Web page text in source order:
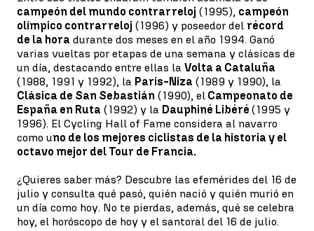
campeón del mundo contrarreloj (1995), campeón
olímpico contrarreloj (1996) y poseedor del récord
de la hora durante dos meses en el año 1994. Ganó
varias vueltas por etapas de una semana y clásicas de
un día, destacando entre ellas la Volta a Cataluña
(1988, 1991 y 1992), la París-Niza (1989 y 1990), la
Clásica de San Sebastián (1990), el Campeonato de
España en Ruta (1992) y la Dauphiné Libéré (1995 y
1996). El Cycling Hall of Fame considera al navarro
como uno de los mejores ciclistas de la historia y el
octavo mejor del Tour de Francia.
¿Quieres saber más? Descubre las efemérides del 16 de
julio y consulta qué pasó, quién nació y quién murió en
un día como hoy. No te pierdas, además, qué se celebra
hoy, el horóscopo de hoy y el santoral del 16 de julio.